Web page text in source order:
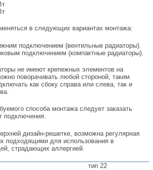
в следующих вариантах монтажа:
подключением (вентильные радиаторы).
подключением (компактные радиаторы).
не имеют крепежных элементов на
поворачивать любой стороной, таким
как сбоку справа или слева, так и
способа монтажа следует заказать
подключения.
дизайн-решетке, возможна регулярная
подходящими для использования в
страдающих аллергией.
тип 22